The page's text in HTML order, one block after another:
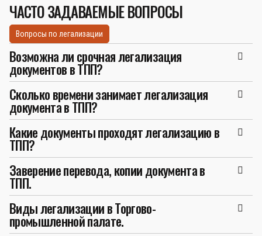
ЧАСТО ЗАДАВАЕМЫЕ ВОПРОСЫ
Вопросы по легализации
Возможна ли срочная легализация
документов в ТПП?
Сколько времени занимает легализация
документа в ТПП?
Какие документы проходят легализацию в
ТПП?
Заверение перевода, копии документа в
ТПП.
Виды легализации в Торгово-
промышленной палате.